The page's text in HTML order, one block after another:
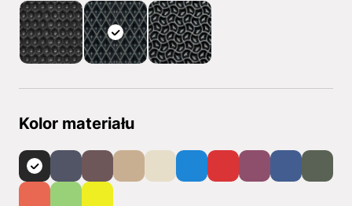
Kolor materiału